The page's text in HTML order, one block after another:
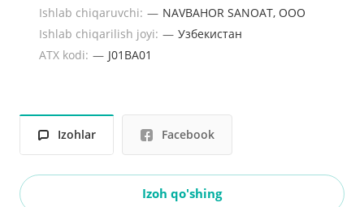
Ishlab chiqaruvchi: — NAVBAHOR SANOAT, OOО
Ishlab chiqarilish joyi: — Узбекистан
ATX kodi: — J01BA01
Izohlar Facebook
Izoh qo'shing